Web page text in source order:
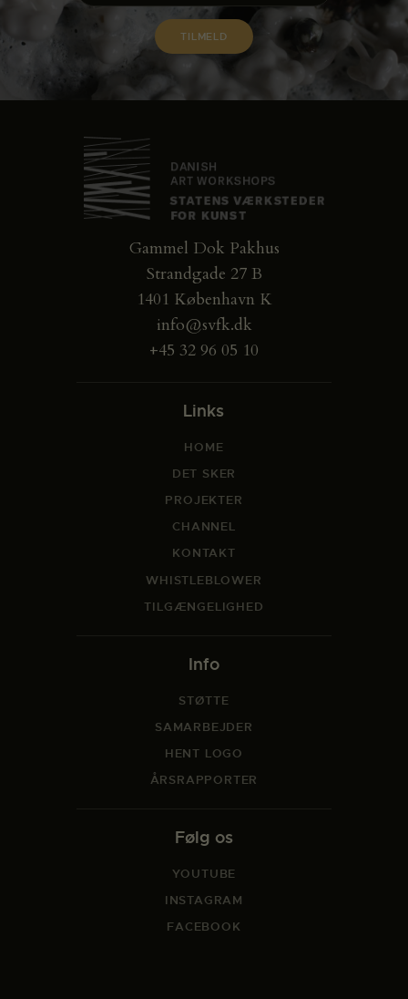
Gammel Dok Pakhus
Strandgade 27 B
1401 København K
info@svfk.dk
+45 32 96 05 10
Links
HOME
DET SKER
PROJEKTER
CHANNEL
KONTAKT
WHISTLEBLOWER
TILGÆNGELIGHED
Info
STØTTE
SAMARBEJDER
HENT LOGO
ÅRSRAPPORTER
Følg os
YOUTUBE
INSTAGRAM
FACEBOOK